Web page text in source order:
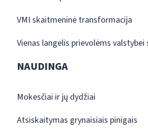
VMI skaitmeninė transformacija
Vienas langelis prievolėms
NAUDINGA
Mokesčiai ir jų dydžiai
Atsiskaitymas grynaisiais pinigais